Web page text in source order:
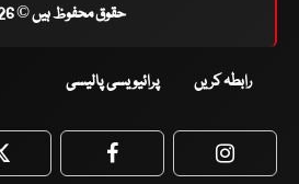
حقوق محفوظ ہیں © 2026
رابطہ کریں پرائیویسی پالیسی
Twitter Facebook